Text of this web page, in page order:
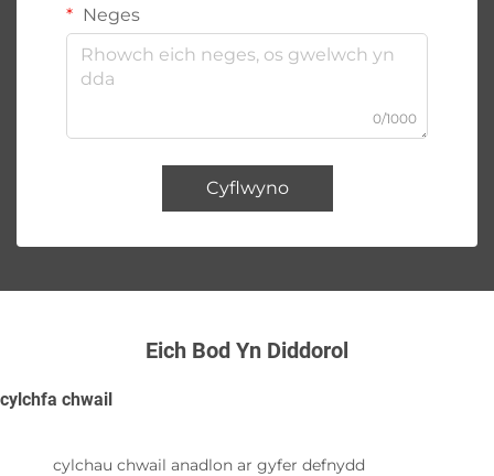
Neges
0/1000
Cyflwyno
Eich Bod Yn Diddorol
cylchfa chwail
cylchau chwail anadlon ar gyfer defnydd